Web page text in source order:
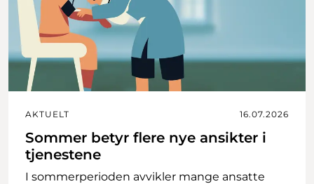
AKTUELT 16.07.2026
Sommer betyr flere nye ansikter i
tjenestene
I sommerperioden avvikler mange ansatte